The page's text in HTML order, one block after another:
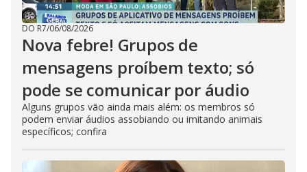
DO R7/06/08/2026
Nova febre! Grupos de
mensagens proíbem texto; só
pode se comunicar por áudio
Alguns grupos vão ainda mais além: os membros só
podem enviar áudios assobiando ou imitando animais
específicos; confira